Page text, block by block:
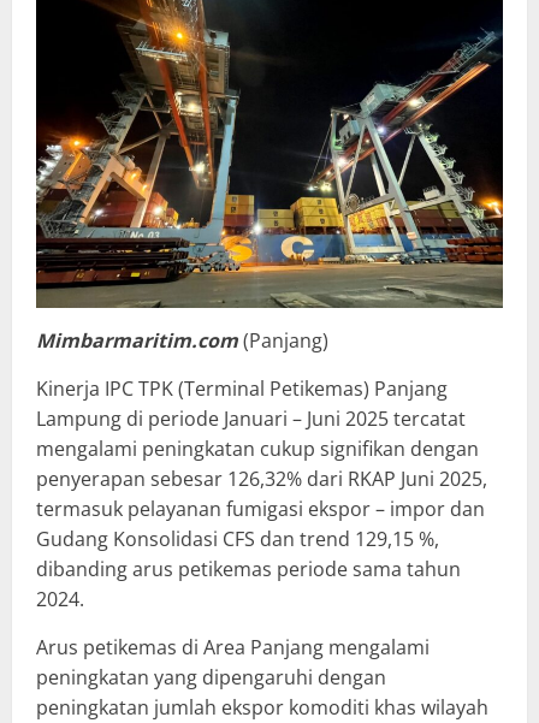
Mimbarmaritim.com(Panjang)
Kinerja IPC TPK (Terminal Petikemas) Panjang
Lampung di periode Januari – Juni 2025 tercatat
mengalami peningkatan cukup signifikan dengan
penyerapan sebesar 126,32% dari RKAP Juni 2025,
termasuk pelayanan fumigasi ekspor – impor dan
Gudang Konsolidasi CFS dan trend 129,15 %,
dibanding arus petikemas periode sama tahun
2024.
Arus petikemas di Area Panjang mengalami
peningkatan yang dipengaruhi dengan
peningkatan jumlah ekspor komoditi khas wilayah